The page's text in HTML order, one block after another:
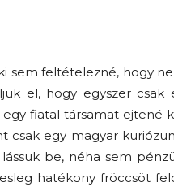
sem feltételezné, hogy
el, hogy egyszer csak
fiatal társamat ejtené
csak egy magyar
be, néha sem
hatékony fröccsöt